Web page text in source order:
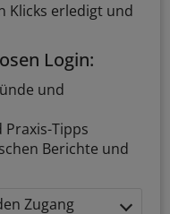
Klicks erledigt und
Login:
und
Tipps
Berichte und
Zugang